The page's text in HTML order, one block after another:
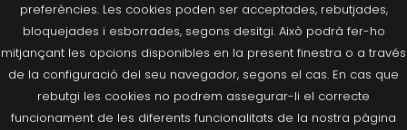
preferències. Les cookies poden ser acceptades, rebutjades,
bloquejades i esborrades, segons desitgi. Això podrà fer-ho
mitjançant les opcions disponibles en la present finestra o a través
de la configuració del seu navegador, segons el cas. En cas que
rebutgi les cookies no podrem assegurar-li el correcte
funcionament de les diferents funcionalitats de la nostra pàgina